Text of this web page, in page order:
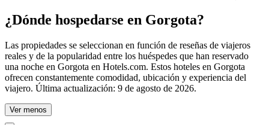
¿Dónde hospedarse en Gorgota?
Las propiedades se seleccionan en función de reseñas de viajeros
reales y de la popularidad entre los huéspedes que han reservado
una noche en Gorgota en Hotels.com. Estos hoteles en Gorgota
ofrecen constantemente comodidad, ubicación y experiencia del
viajero. Última actualización: 9 de agosto de 2026.
Ver menos